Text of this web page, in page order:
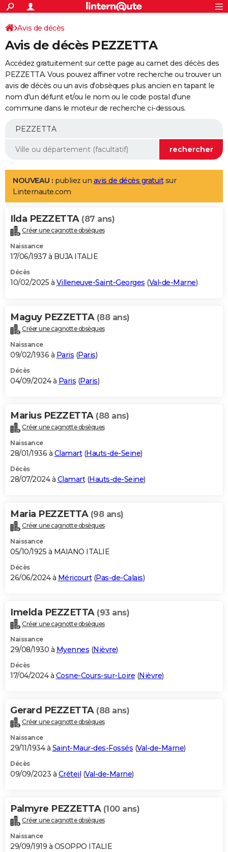
ACTUALITÉS
Politique
Société
Faits Divers
Education
Monde
Villes
+
SPORT
Coupe du monde 2026
Football
Tennis
Cyclisme
Rugby
Forum
Programme TV
TNT
Streaming
Cinéma
Sorties cinéma
Musique
+
FINANCE
Retraite
Epargne
Immobilier
Risques naturels par ville
Banque
Assurance
AUTO
Essais
Réserver un essai
Citadines
Berlines
SUV
Forum auto
+
Mobiles
Meilleur smartphone
Internet
Ordinateurs
Jeux vidéo
Guide high-tech
Aménagement intérieur
LIFESTYLE
Art de vivre
Bien-être
Loisirs
Mode
Modes de vie
Alimentation
Guide de la santé
Maladies
Médicaments
Sommeil
VOYAGE
Destinations
City break
Voyage nature
Voyage de noces
Forum
Climat
+PHOTO
GUIDES D'ACHAT
BONS PLANS
Carte de Noël
Carte Bonne année
Carte Saint-Valentin
Carte Pâques
Carte d'anniversaire
DICTIONNAIRE
Dictionnaire
Biographies
Citations
Expressions
Proverbes
PROGRAMME TV
S'inscrire
Se connecter
Lycées
Collèges
Primaires
Universités
Entreprises
Service militaire
Avis de recherche
AVIS DE DÉCÈS
Bricolage
Lifestyle
Culture
Sport
Auto
Television
Voyage
Cinema
Avis de décès
Avis de décès PEZZETTA
Accédez gratuitement sur cette page au carnet des décès des
PEZZETTA. Vous pouvez affiner votre recherche ou trouver un
avis de décès ou un avis d'obsèques plus ancien en tapant le
nom d'un défunt et/ou le nom ou le code postal d'une
commune dans le moteur de recherche ci-dessous.
NOUVEAU : publiez un avis de décès gratuitsur
Linternaute.com
Ilda PEZZETTA (87 ans)
Créer une cagnotte obsèques
Naissance
17/06/1937 à BUJA ITALIE
Décès
10/02/2025 à Villeneuve-Saint-Georges (Val-de-Marne)
Maguy PEZZETTA (88 ans)
Créer une cagnotte obsèques
Naissance
09/02/1936 à Paris (Paris)
Décès
04/09/2024 à Paris (Paris)
Marius PEZZETTA (88 ans)
Créer une cagnotte obsèques
Naissance
28/01/1936 à Clamart(Hauts-de-Seine)
Décès
28/07/2024 à Clamart(Hauts-de-Seine)
Maria PEZZETTA (98 ans)
Créer une cagnotte obsèques
Naissance
05/10/1925 à MAIANO ITALIE
Décès
26/06/2024 à Méricourt(Pas-de-Calais)
Imelda PEZZETTA (93 ans)
Créer une cagnotte obsèques
Naissance
29/08/1930 à Myennes (Nièvre)
Décès
17/04/2024 à Cosne-Cours-sur-Loire (Nièvre)
Gerard PEZZETTA (88 ans)
Créer une cagnotte obsèques
Naissance
29/11/1934 à Saint-Maur-des-Fossés (Val-de-Marne)
Décès
09/09/2023 à Créteil (Val-de-Marne)
Palmyre PEZZETTA (100 ans)
Créer une cagnotte obsèques
Naissance
29/09/1919 à OSOPPO ITALIE